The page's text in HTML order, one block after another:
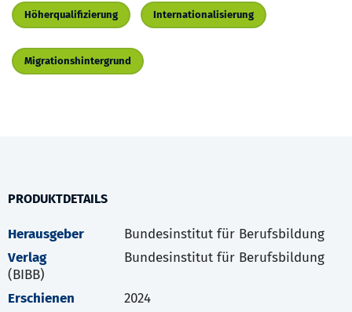
Höherqualifizierung Internationalisierung
Migrationshintergrund
PRODUKTDETAILS
Herausgeber
Bundesinstitut für Berufsbildung
Verlag
Bundesinstitut für Berufsbildung
(BIBB)
Erschienen
2024